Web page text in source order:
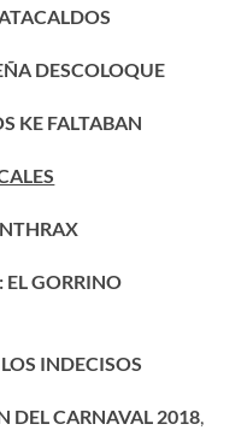
DESCOLOQUE
KE FALTABAN
EL GORRINO
LOS INDECISOS
DEL CARNAVAL 2018,